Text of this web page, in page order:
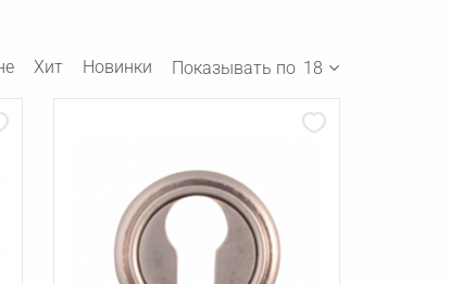
Хит Новинки Показывать по 18